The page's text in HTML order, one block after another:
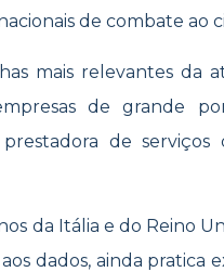
de combate ao
mais relevantes da
de grande
de serviços
da Itália e do Reino
dados, ainda pratica